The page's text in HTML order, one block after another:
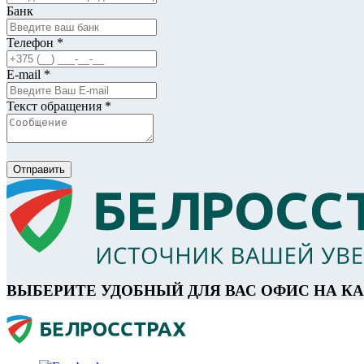
Банк
Телефон *
E-mail *
Текст обращения *
Отправить
ВЫБЕРИТЕ УДОБНЫЙ ДЛЯ ВАС ОФИС НА